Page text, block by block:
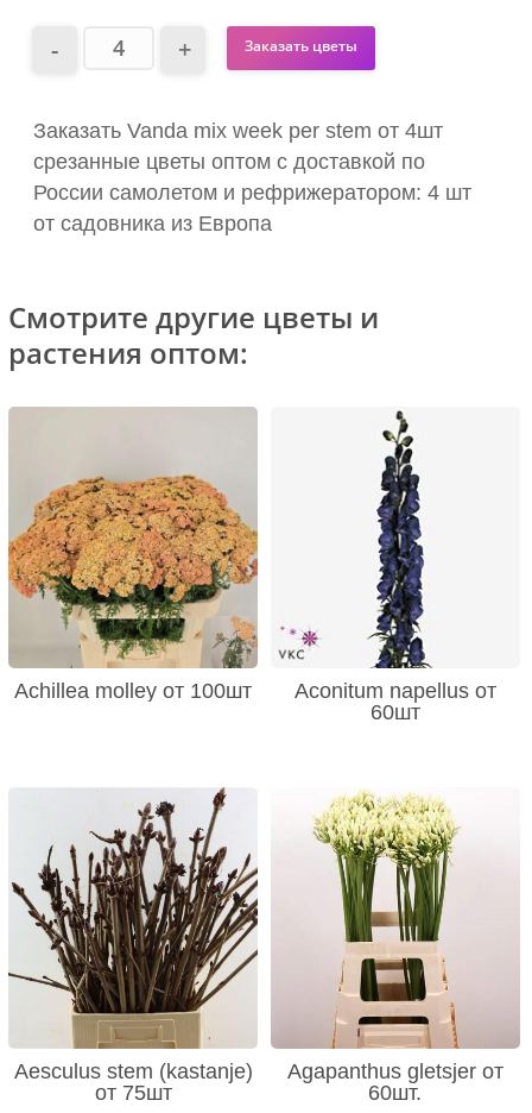
Заказать цветы
Заказать Vanda mix week per stem от 4шт
срезанные цветы оптом с доставкой по
России самолетом и рефрижератором: 4 шт
от садовника из Европа
Смотрите другие цветы и
растения оптом:
Achillea molley от 100шт
Aconitum napellus от
60шт
Aesculus stem (kastanje)
от 75шт
Agapanthus gletsjer от
60шт.